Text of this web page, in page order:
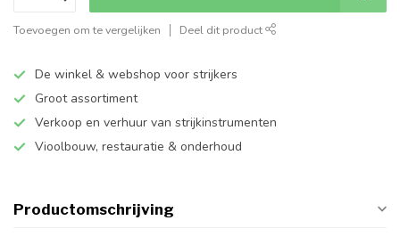
Toevoegen om te vergelijken Deel dit product
De winkel & webshop voor strijkers
Groot assortiment
Verkoop en verhuur van strijkinstrumenten
Vioolbouw, restauratie & onderhoud
Productomschrijving